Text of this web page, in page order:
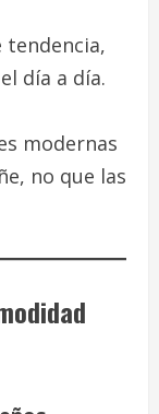
tendencia,
día a día.
modernas
no que las